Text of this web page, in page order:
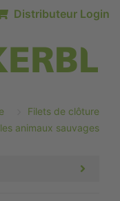
Distributeur Login
Filets de clôture
animaux sauvages